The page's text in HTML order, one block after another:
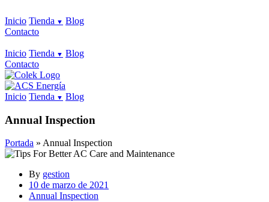
Inicio Tienda
Blog
Contacto
Inicio Tienda
Blog
Contacto
Inicio Tienda Blog
Annual Inspection
Portada » Annual Inspection
By gestion
10 de marzo de 2021
Annual Inspection